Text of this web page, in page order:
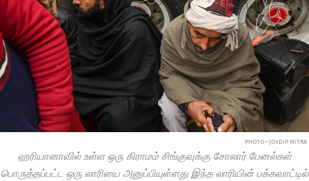
PHOTO • JOYDIP MITRA
ஹரியானாவில் உள்ள ஒரு கிராமம் சிங்குவுக்கு சோலார் பேனல்கள்
பொருத்தப்பட்ட ஒரு லாரியை அனுப்பியுள்ளது இந்த லாரியின் பக்கவாட்டில்